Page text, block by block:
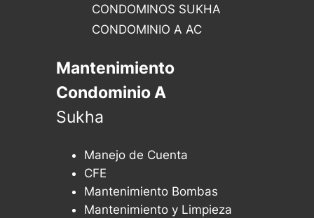
CONDOMINOS SUKHA
CONDOMINIO A AC
Mantenimiento
Condominio A
Sukha
Manejo de Cuenta
CFE
Mantenimiento Bombas
Mantenimiento y Limpieza